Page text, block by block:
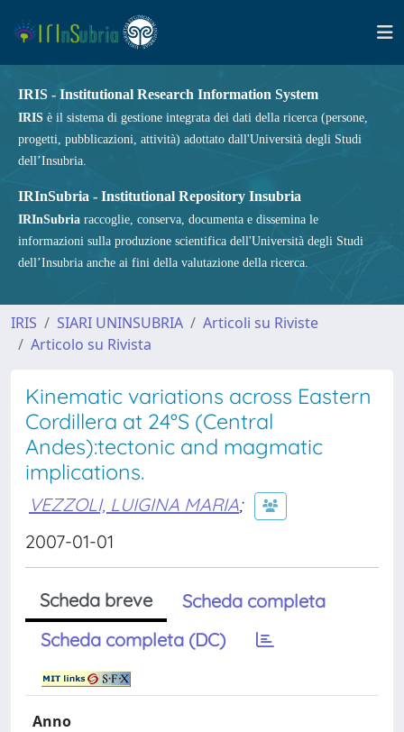
IRIS - Institutional Research Information System
IRIS è il sistema di gestione integrata dei dati della ricerca (persone,
progetti, pubblicazioni, attività) adottato dall'Università degli Studi
dell’Insubria.
IRInSubria - Institutional Repository Insubria
IRInSubria raccoglie, conserva, documenta e dissemina le
informazioni sulla produzione scientifica dell'Università degli Studi
dell’Insubria anche ai fini della valutazione della ricerca.
IRIS SIARI UNINSUBRIA
Articoli su Riviste
Articolo su Rivista
Kinematic variations across Eastern
Cordillera at 24°S (Central
Andes):tectonic and magmatic
implications.
VEZZOLI, LUIGINA MARIA;
2007-01-01
Scheda breve
Scheda completa
Scheda completa (DC)
Anno